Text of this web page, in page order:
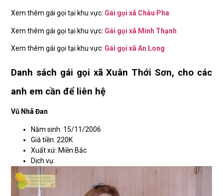
Xem thêm gái gọi tại khu vực: Gái gọi xã Châu Pha
Xem thêm gái gọi tại khu vực: Gái gọi xã Minh Thạnh
Xem thêm gái gọi tại khu vực: Gái gọi xã An Long
Danh sách gái gọi xã Xuân Thới Sơn, cho các
anh em cần để liên hệ
Vũ Nhã Đan
Năm sinh: 15/11/2006
Giá tiền: 220K
Xuất xứ: Miền Bắc
Dịch vụ: